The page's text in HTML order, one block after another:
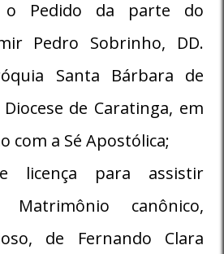
o Pedido da parte do
Pedro Sobrinho, DD.
Santa Bárbara de
de Caratinga, em
com a Sé Apostólica;
licença para assistir
canônico,
de Fernando Clara